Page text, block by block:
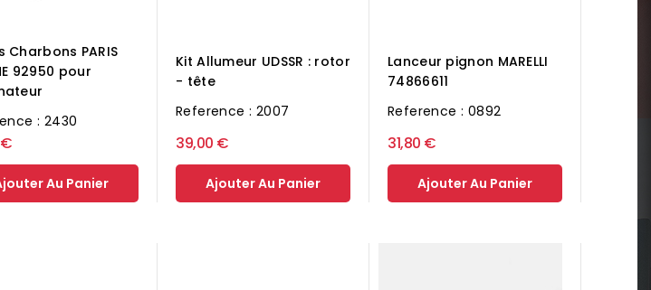
Charbons PARIS
92950 pour
: 2430
€
Au Panier
Kit Allumeur UDSSR : rotor
- tête
Reference : 2007
39,00 €
Ajouter Au Panier
Lanceur pignon MARELLI
74866611
Reference : 0892
31,80 €
Ajouter Au Panier